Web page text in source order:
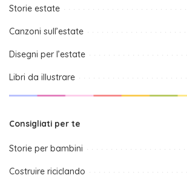
Storie estate
Canzoni sull’estate
Disegni per l’estate
Libri da illustrare
Consigliati per te
Storie per bambini
Costruire riciclando